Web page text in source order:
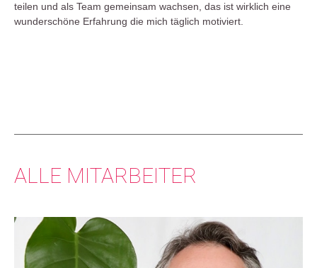
teilen und als Team gemeinsam wachsen, das ist wirklich eine
wunderschöne Erfahrung die mich täglich motiviert.
ALLE MITARBEITER